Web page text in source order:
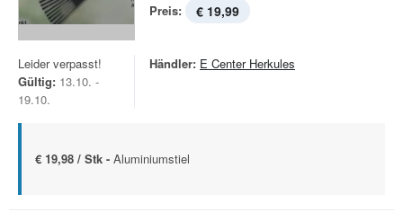
Preis: € 19,99
Leider verpasst!
Gültig: 13.10. -
19.10.
Händler: E Center Herkules
€ 19,98 / Stk - Aluminiumstiel